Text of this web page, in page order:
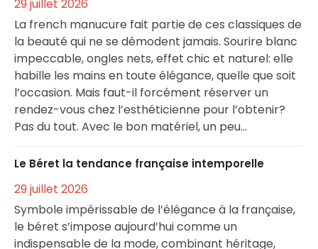
29 juillet 2026
La french manucure fait partie de ces classiques de
la beauté qui ne se démodent jamais. Sourire blanc
impeccable, ongles nets, effet chic et naturel: elle
habille les mains en toute élégance, quelle que soit
l’occasion. Mais faut-il forcément réserver un
rendez-vous chez l’esthéticienne pour l’obtenir?
Pas du tout. Avec le bon matériel, un peu…
Le Béret la tendance française intemporelle
29 juillet 2026
Symbole impérissable de l’élégance à la française,
le béret s’impose aujourd’hui comme un
indispensable de la mode, combinant héritage,